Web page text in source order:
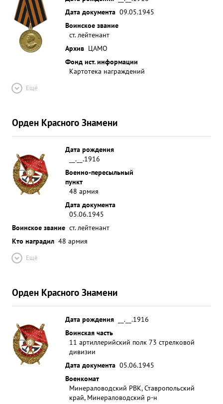
Дата документа 09.05.1945
Воинское звание
ст. лейтенант
Архив ЦАМО
Фонд ист. информации
Картотека награждений
Ещё
Орден Красного Знамени
Дата рождения
__.__.1916
Военно-пересыльный
пункт
48 армия
Дата документа
05.06.1945
Воинское звание ст. лейтенант
Кто наградил 48 армия
Ещё
Орден Красного Знамени
Дата рождения
__.__.1916
Воинская часть
11 артиллерийский полк 73 стрелковой
дивизии
Дата документа 05.06.1945
Военкомат
Минераловодский РВК, Ставропольский
край, Минераловодский р-н